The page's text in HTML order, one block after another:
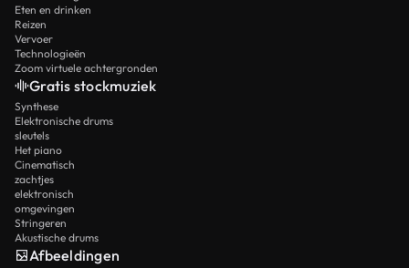
Eten en drinken
Reizen
Vervoer
Technologieën
Zoom virtuele achtergronden
Gratis stockmuziek
Synthese
Elektronische drums
sleutels
Het piano
Cinematisch
zachtjes
elektronisch
omgevingen
Stringeren
Akustische drums
Afbeeldingen